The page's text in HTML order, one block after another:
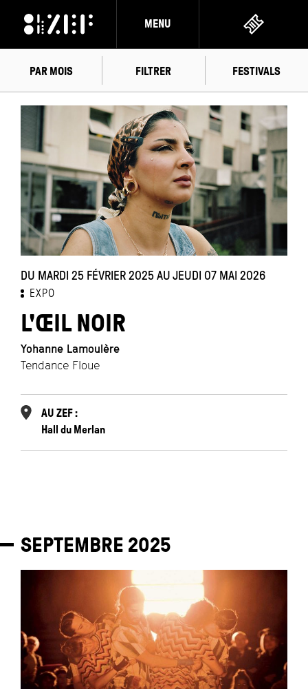
MENU
PAR MOIS FILTRER FESTIVALS
FÉVRIER 2025
DU MARDI 25 FÉVRIER 2025 AU JEUDI 07 MAI 2026
EXPO
L'ŒIL NOIR
Yohanne Lamoulère
Tendance Floue
AU ZEF :
Hall du Merlan
SEPTEMBRE 2025